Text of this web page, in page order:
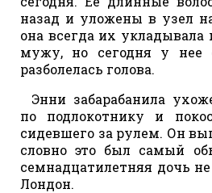
назад и уложены в узел
она всегда их укладывала
мужу, но сегодня у нее
разболелась голова.
Энни забарабанила
по подлокотнику и
сидевшего за рулем. Он
словно это был самый
семнадцатилетняя дочь
Лондон.